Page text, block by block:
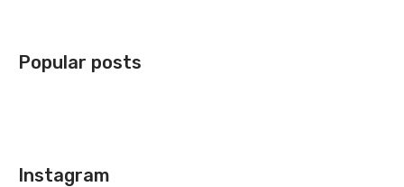
Popular posts
Instagram